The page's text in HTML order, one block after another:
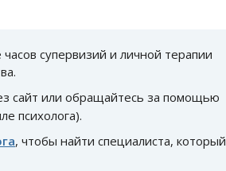
супервизий и личной терапии
сайт или обращайтесь за помощью
психолога).
, чтобы найти специалиста, который